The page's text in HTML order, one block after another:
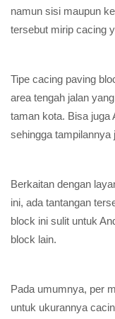
namun sisi maupun
tersebut mirip cacing
Tipe cacing paving
area tengah jalan
taman kota. Bisa juga
sehingga tampilannya
Berkaitan dengan
ini, ada tantangan
block ini sulit untuk
block lain.
Pada umumnya, per
untuk ukurannya